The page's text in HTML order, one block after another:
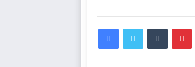
FacebookTwitter Tumblr